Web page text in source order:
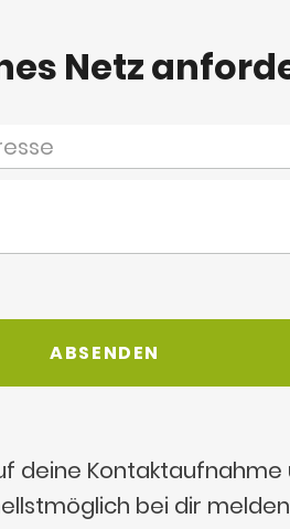
Netz
deine Kontaktaufnahme
bei dir